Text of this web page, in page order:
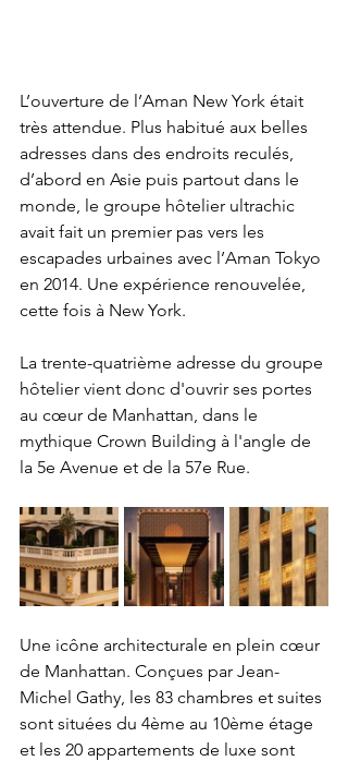
L’ouverture de l’Aman New York était
très attendue. Plus habitué aux belles
adresses dans des endroits reculés,
d’abord en Asie puis partout dans le
monde, le groupe hôtelier ultrachic
avait fait un premier pas vers les
escapades urbaines avec l’Aman Tokyo
en 2014. Une expérience renouvelée,
cette fois à New York.
La trente-quatrième adresse du groupe
hôtelier vient donc d'ouvrir ses portes
au cœur de Manhattan, dans le
mythique Crown Building à l'angle de
la 5e Avenue et de la 57e Rue.
Une icône architecturale en plein cœur
de Manhattan. Conçues par Jean-
Michel Gathy, les 83 chambres et suites
sont situées du 4ème au 10ème étage
et les 20 appartements de luxe sont